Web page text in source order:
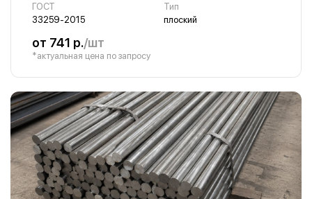
ГОСТ
33259-2015
Тип
плоский
от 741 р./шт
*актуальная цена по запросу